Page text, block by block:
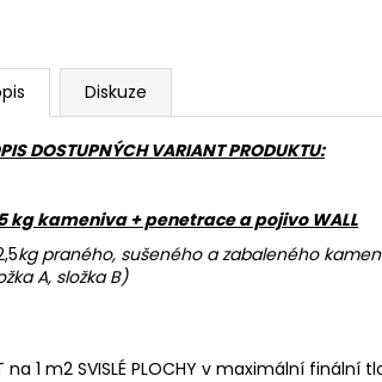
Diskuze
DOSTUPNÝCH VARIANT PRODUKTU:
kg kameniva + penetrace a pojivo WALL
kg praného, sušeného a zabaleného
A, složka B)
na 1 m2 SVISLÉ PLOCHY v maximální finální